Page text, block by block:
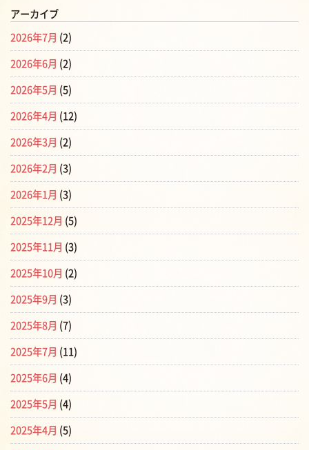
アーカイブ
2026年7月 (2)
2026年6月 (2)
2026年5月 (5)
2026年4月 (12)
2026年3月 (2)
2026年2月 (3)
2026年1月 (3)
2025年12月 (5)
2025年11月 (3)
2025年10月 (2)
2025年9月 (3)
2025年8月 (7)
2025年7月 (11)
2025年6月 (4)
2025年5月 (4)
2025年4月 (5)